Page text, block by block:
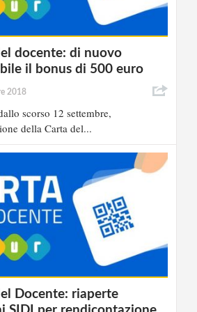
docente: di nuovo
il bonus di 500 euro
2018
scorso 12 settembre,
della Carta del...
Docente: riaperte